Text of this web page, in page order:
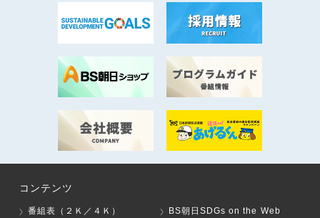
コンテンツ
番組表（２Ｋ／４Ｋ）
BS朝日SDGs on the Web